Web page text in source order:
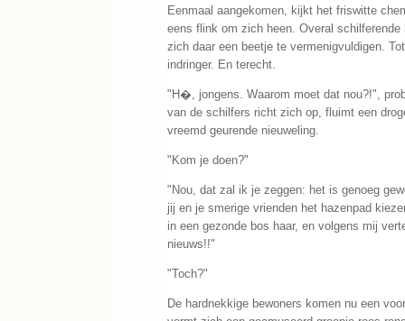
Eenmaal aangekomen, kijkt het friswitte
eens flink om zich heen. Overal
zich daar een beetje te vermenigvuldigen.
indringer. En terecht.
"H�, jongens. Waarom moet dat nou?!",
van de schilfers richt zich op, fluimt een
vreemd geurende nieuweling.
"Kom je doen?"
"Nou, dat zal ik je zeggen: het is genoeg
jij en je smerige vrienden het hazenpad
in een gezonde bos haar, en volgens mij
nieuws!!"
"Toch?"
De hardnekkige bewoners komen nu een